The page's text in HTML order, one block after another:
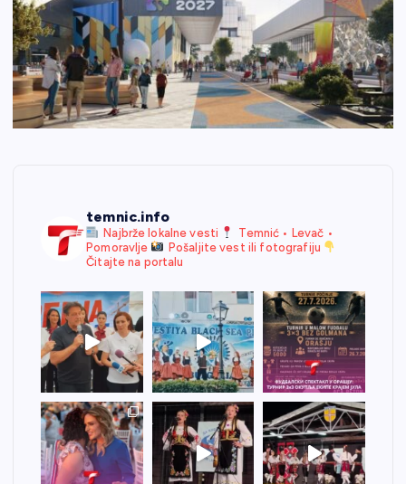
temnic.info
Najbrže lokalne vesti
Temnić • Levač •
Pomoravlje
Pošaljite vest ili fotografiju
Čitajte na portalu